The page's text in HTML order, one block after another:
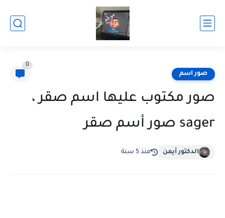
صور اسم
0
صور مكتوب عليها اسم صقر ،
sager صور أسم صقر
الدكتور أيمن منذ 5 سنة